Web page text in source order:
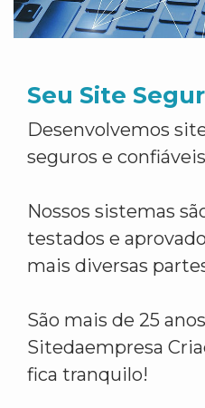
Seu Site
Desenvolvemos
seguros e
Nossos sistemas
testados e
mais diversas
São mais de 25
Sitedaempresa
fica tranquilo!